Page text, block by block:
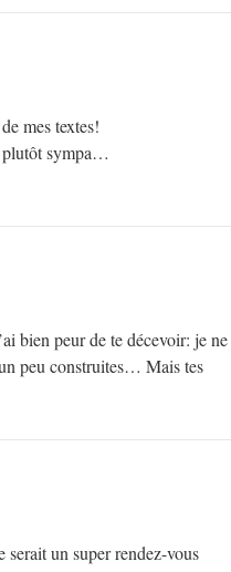
mes textes!
plutôt sympa…
bien peur de te décevoir: je ne
peu construites… Mais tes
un super rendez-vous